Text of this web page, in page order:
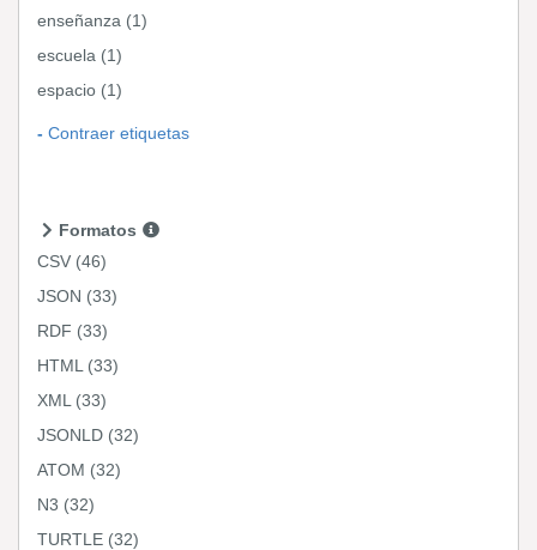
enseñanza (1)
escuela (1)
espacio (1)
Contraer etiquetas
Formatos
CSV (46)
JSON (33)
RDF (33)
HTML (33)
XML (33)
JSONLD (32)
ATOM (32)
N3 (32)
TURTLE (32)